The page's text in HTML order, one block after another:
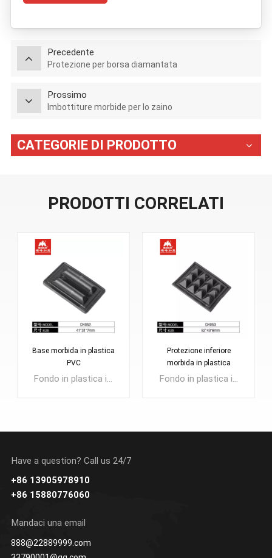
Precedente
Protezione per borsa diamantata
Prossimo
Imbottiture morbide per lo zaino
CATEGORIE DI PRODOTTO
PRODOTTI CORRELATI
Base morbida in plastica
PVC
Fondo in plastica in PVC, noto anche come Protezione della base, cura dei piedi per lo zaino, imbottitura inferiore in plastica per borse da viaggio, borse per fotocamera, ecc. Forte resistenza che può proteggere la borsa da danni o sporcarsi.
SAPERNE DI
Protezione inferiore
morbida in plastica
Fondo in plastica in PVC, noto anche come Protezione della base, cura dei piedi per lo zaino, imbottitura inferiore in plastica per borse da viaggio, borse per fotocamera, ecc. Forte resistenza che può proteggere la borsa da danni o sporcarsi.
Have a question? Call us 24/7
+86 13905978910
+86 15880776060
Mandaci una email
888@22889999.com